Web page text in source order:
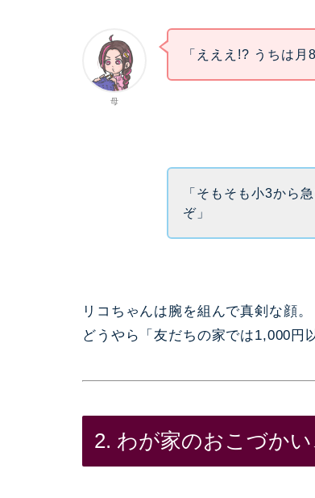
母
「えええ!? うちは月
「そもそも小3から
ぞ」
リコちゃんは腕を組んで真剣な顔。
どうやら「友だちの家では1,000円
2. わが家のおこづか